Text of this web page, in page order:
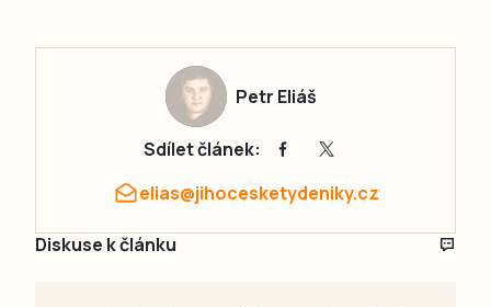
Petr Eliáš
Sdílet článek:
elias@jihocesketydeniky.cz
Diskuse k článku